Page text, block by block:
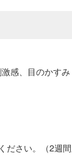
感、目のかすみ
さい。（2週